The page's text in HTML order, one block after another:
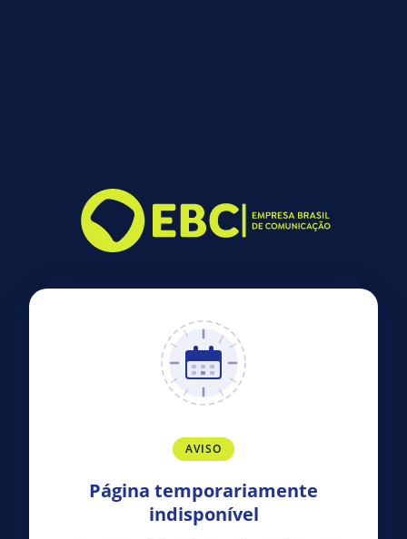
AVISO
Página temporariamente
indisponível